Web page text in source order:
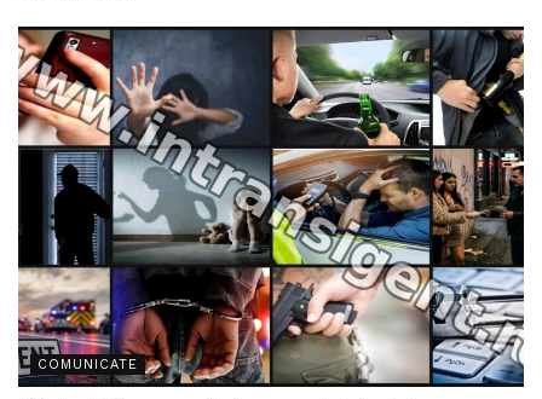
COMUNICATE